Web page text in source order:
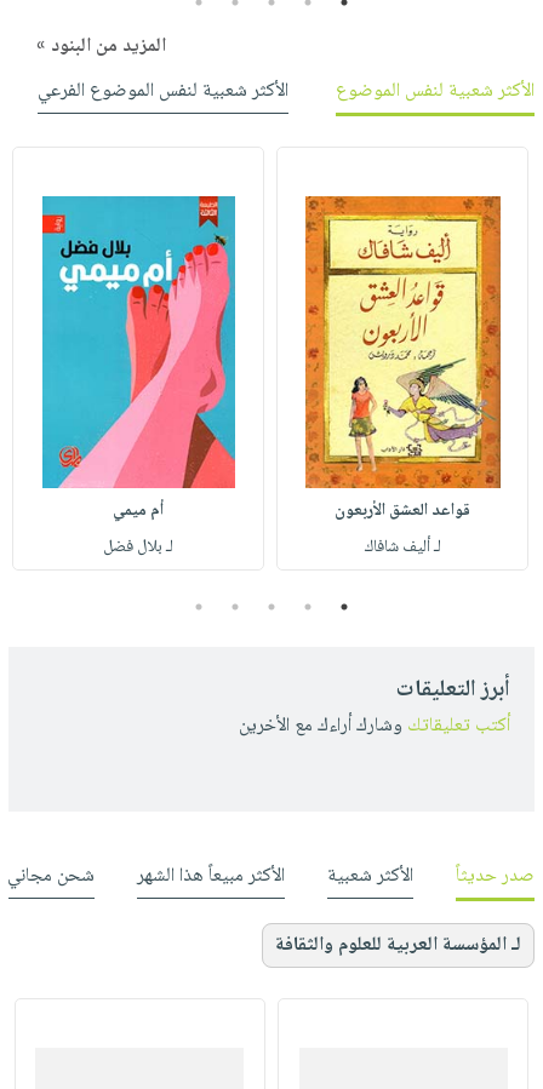
المزيد من البنود »
الأكثر شعبية لنفس الموضوع
الأكثر شعبية لنفس الموضوع الفرعي
قواعد العشق الأربعون
لـ أليف شافاك
أم ميمي
لـ بلال فضل
1
2
3
4
5
أبرز التعليقات
أكتب تعليقاتك وشارك أراءك مع الأخرين
صدر حديثاً الأكثر شعبية الأكثر مبيعاً هذا الشهر شحن مجاني
لـ المؤسسة العربية للعلوم والثقافة